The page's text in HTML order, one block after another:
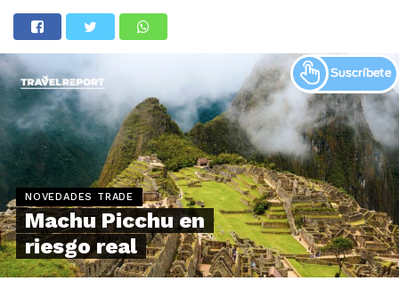
NOVEDADES TRADE
Machu Picchu en
riesgo real